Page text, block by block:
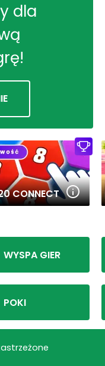
dla
CONNECT
WYSPA GIER
POKI